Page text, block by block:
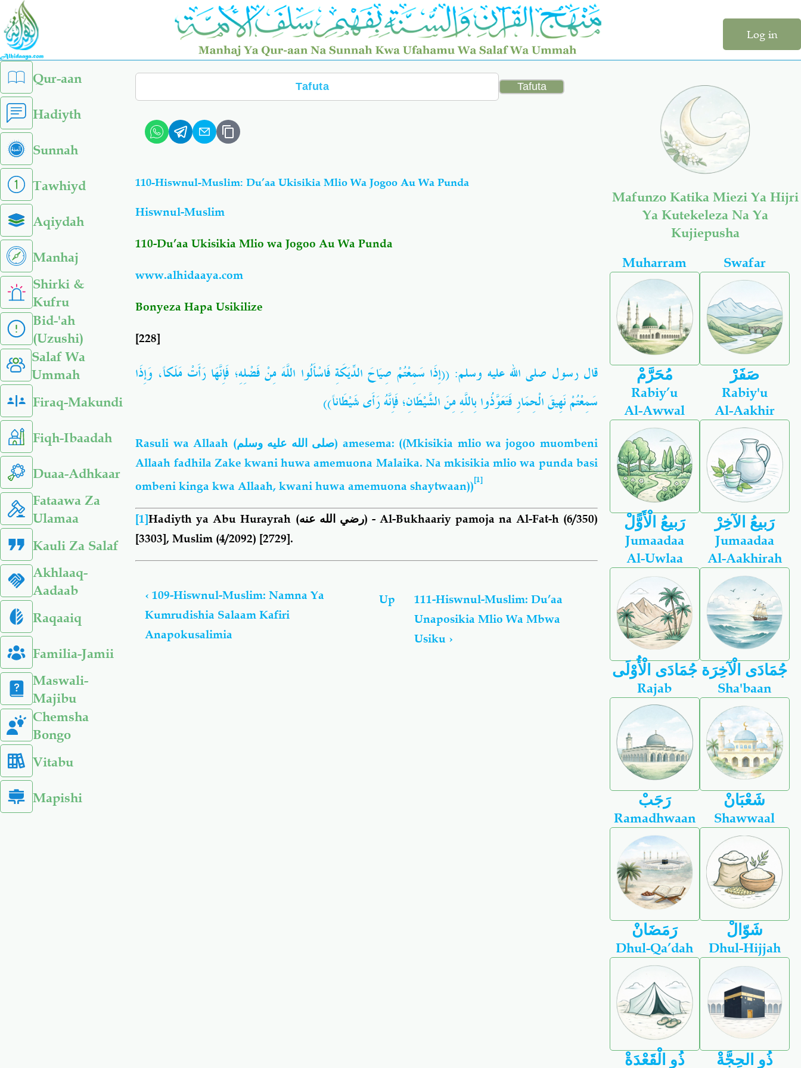
Skip
main
content
Log in
left
sidebar
menu
Qur-aan
Hadiyth
Sunnah
Tawhiyd
Aqiydah
Manhaj
Shirki &
Kufru
Bid-'ah
(Uzushi)
Salaf Wa
Ummah
Firaq-Makundi
Fiqh-Ibaadah
Duaa-Adhkaar
Fataawa Za
Ulamaa
Kauli Za Salaf
Akhlaaq-
Aadaab
Raqaaiq
Familia-Jamii
Maswali-
Majibu
Chemsha
Bongo
Vitabu
Mapishi
Search
110-Hiswnul-Muslim: Du’aa Ukisikia Mlio Wa Jogoo Au Wa Punda
Hiswnul-Muslim
110-Du’aa Ukisikia Mlio wa Jogoo Au Wa Punda
www.alhidaaya.com
Bonyeza Hapa Usikilize
[228]
قال رسول صلى الله عليه وسلم: ((إِذَا سَمِعْتُمْ صِيَاحَ الدِّيَكَةِ فَاسْأَلُوا اللَّهَ مِنْ فَضْلِهِ؛ فَإِنَّهَا رَأَتْ مَلَكاً، وَإِذَا
سَمِعْتُمْنَهِيقَالْحِمَارِفَتَعَوَّذُوا بِاللَّهِمِنَالشَّيْطَانِ؛ فَإِنَّهُرَأَىشَيْطَاناً))
Rasuli wa Allaah (صلى الله عليه وسلم) amesema: ((Mkisikia mlio wa jogoo muombeni
Allaah fadhila Zake kwani huwa amemuona Malaika. Na mkisikia mlio wa punda basi
ombeni kinga kwa Allaah, kwani huwa amemuona shaytwaan))
[1]
[1]Hadiyth ya Abu Hurayrah (رضي الله عنه) -Al-Bukhaariy pamoja na Al-Fat-h (6/350)
[3303], Muslim (4/2092) [2729].
links
for
Hiswnul-
‹ 109-Hiswnul-Muslim: Namna Ya
Kumrudishia Salaam Kafiri
Anapokusalimia
Up
111-Hiswnul-Muslim: Du’aa
Unaposikia Mlio Wa Mbwa
Usiku ›
Mafunzo Katika Miezi Ya Hijri
Ya Kutekeleza Na Ya
Kujiepusha
Muharram
مُحَرَّمْ
Swafar
صَفَرْ
Rabiy’u
Al-Awwal
رَبيعُ الْأَوًّلْ
Rabiy'u
Al-Aakhir
رَبيعُ الآخِرْ
Jumaadaa
Al-Uwlaa
جُمَادَى الْأُوْلَى
Jumaadaa
Al-Aakhirah
جُمَادَى الْآخِرَة
Rajab
رَجَبْ
Sha'baan
شَعْبَانْ
Ramadhwaan
رَمَضَانْ
Shawwaal
شَوّالْ
Dhul-Qa’dah
ذُو الْقَعْدَةْ
Dhul-Hijjah
ذُو الحِجَّةْ